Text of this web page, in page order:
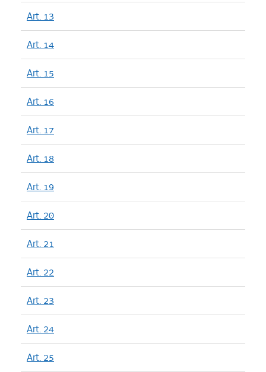
Art. 13
Art. 14
Art. 15
Art. 16
Art. 17
Art. 18
Art. 19
Art. 20
Art. 21
Art. 22
Art. 23
Art. 24
Art. 25